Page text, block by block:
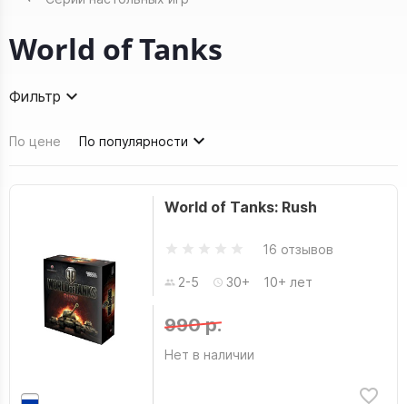
World of Tanks
Фильтр
По цене По популярности
World of Tanks: Rush
16 отзывов
2-5 30+ 10+ лет
990 р.
Нет в наличии